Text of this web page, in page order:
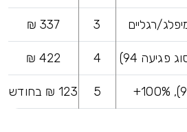
3
337 ₪
4
422 ₪
5 123 ₪ בחודש